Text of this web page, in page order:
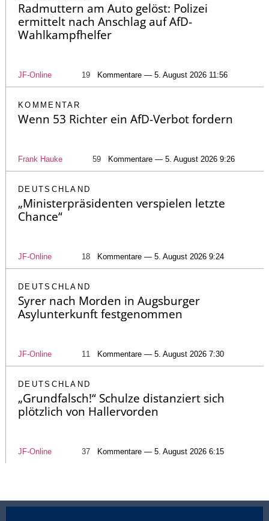
Radmuttern am Auto gelöst: Polizei
ermittelt nach Anschlag auf AfD-
Wahlkampfhelfer
JF-Online 19 Kommentare — 5. August 2026 11:56
KOMMENTAR
Wenn 53 Richter ein AfD-Verbot fordern
Frank Hauke 59 Kommentare — 5. August 2026 9:26
DEUTSCHLAND
„Ministerpräsidenten verspielen letzte
Chance“
JF-Online 18 Kommentare — 5. August 2026 9:24
DEUTSCHLAND
Syrer nach Morden in Augsburger
Asylunterkunft festgenommen
JF-Online 11 Kommentare — 5. August 2026 7:30
DEUTSCHLAND
„Grundfalsch!“ Schulze distanziert sich
plötzlich von Hallervorden
JF-Online 37 Kommentare — 5. August 2026 6:15